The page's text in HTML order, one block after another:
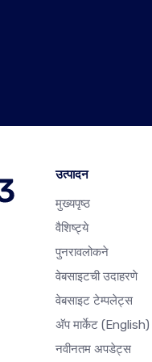
उत्पादन
मुख्यपृष्ठ
वैशिष्ट्ये
पुनरावलोकने
वेबसाइटची उदाहरणे
वेबसाइट टेम्पलेट्स
अ‍ॅप मार्केट (English)
नवीनतम अपडेट्स